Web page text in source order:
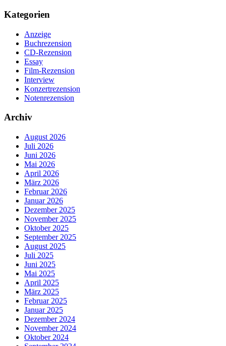
Kategorien
Anzeige
Buchrezension
CD-Rezension
Essay
Film-Rezension
Interview
Konzertrezension
Notenrezension
Archiv
August 2026
Juli 2026
Juni 2026
Mai 2026
April 2026
März 2026
Februar 2026
Januar 2026
Dezember 2025
November 2025
Oktober 2025
September 2025
August 2025
Juli 2025
Juni 2025
Mai 2025
April 2025
März 2025
Februar 2025
Januar 2025
Dezember 2024
November 2024
Oktober 2024